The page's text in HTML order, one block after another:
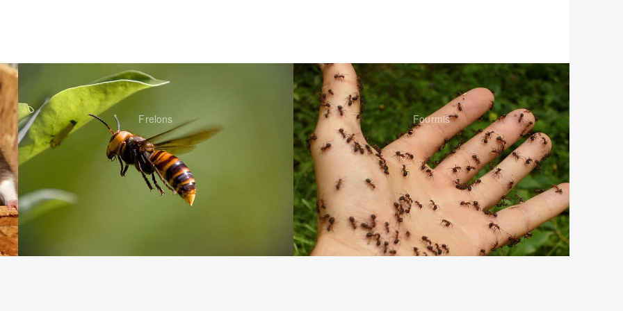
Frelons Fourmis